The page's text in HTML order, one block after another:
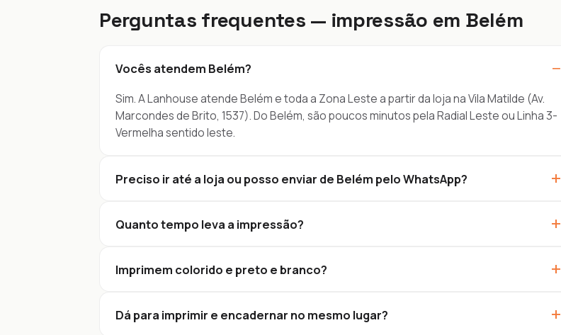
Perguntas frequentes — impressão em Belém
Vocês atendem Belém? −
Sim. A Lanhouse atende Belém e toda a Zona Leste a partir da loja na Vila Matilde (Av.
Marcondes de Brito, 1537). Do Belém, são poucos minutos pela Radial Leste ou Linha 3-
Vermelha sentido leste.
Preciso ir até a loja ou posso enviar de Belém pelo WhatsApp? +
Quanto tempo leva a impressão? +
Imprimem colorido e preto e branco? +
Dá para imprimir e encadernar no mesmo lugar? +